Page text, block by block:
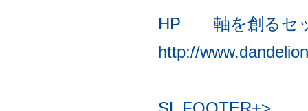
HP 軸を創るセ
http://